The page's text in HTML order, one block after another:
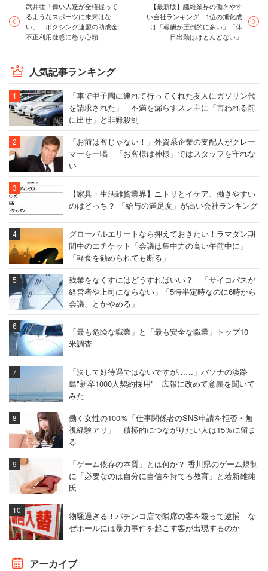
武井壮「偉い人達が全権握って
るようなスポーツに未来はな
い」 ボクシング連盟の助成金
不正利用疑惑に怒り心頭
【最新版】繊維業界の働きやす
い会社ランキング 1位の旭化成
は「報酬が圧倒的に多い」「休
日出勤はほとんどない」
人気記事ランキング
「車で甲子園に連れて行ってくれた友人にガソリン代
を請求された」 不満を漏らすスレ主に「言われる前
に出せ」と非難殺到
「お前は客じゃない！」外資系企業の支配人がクレー
マーを一喝 「お客様は神様」ではスタッフを守れな
い
【家具・生活雑貨業界】ニトリとイケア、働きやすい
のはどっち？ 「給与の満足度」が高い会社ランキング
グローバルエリートなら押えておきたい！ラマダン期
間中のエチケット「会議は集中力の高い午前中に」
「軽食を勧められても断る」
残業をなくすにはどうすればいい？ 「サイコパスが
経営者や上司にならない」「5時半定時なのに6時から
会議、とかやめる」
「最も危険な職業」と「最も安全な職業」トップ10
米調査
「決して好待遇ではないですが……」パソナの淡路
島"新卒1000人契約採用" 広報に改めて意義を聞いて
みた
働く女性の100％「仕事関係者のSNS申請を拒否・無
視経験アリ」 積極的につながりたい人は15％に留ま
る
「ゲーム依存の本質」とは何か？ 香川県のゲーム規制
に「必要なのは自分に自信を持てる教育」と若新雄純
氏
物騒過ぎる！パチンコ店で隣席の客を殴って逮捕 な
ぜホールには暴力事件を起こす客が出現するのか
アーカイブ